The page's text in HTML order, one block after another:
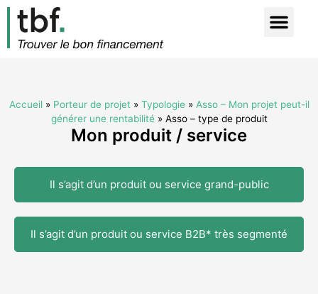
Accueil» Porteur de projet» Typologie» Asso – Mon projet peut-il
générer une rentabilité» Asso – type de produit
Mon produit / service
Il s’agit d’un produit ou service grand-public
Il s’agit d’un produit ou service B2B* très segmenté